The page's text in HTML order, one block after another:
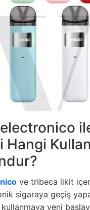
ve tribeca likit
sigaraya geçiş
yeni